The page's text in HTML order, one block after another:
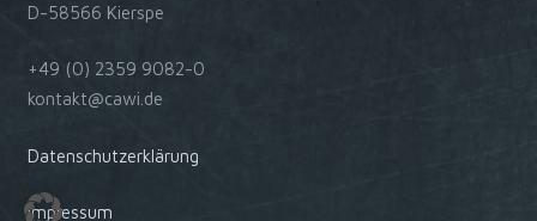
D-58566 Kierspe
+49 (0) 2359 9082-0
kontakt@cawi.de
Datenschutzerklärung
Impressum